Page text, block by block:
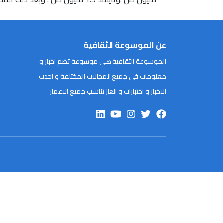
عن الموسوعة الثقافية
الموسوعة الثقافية هى موسوعة تضم اخبار و
معلومات فى جميع المجالات المختلفة و احدث
الاخبار و اختبارات و الغاز تناسب جميع الاعمار